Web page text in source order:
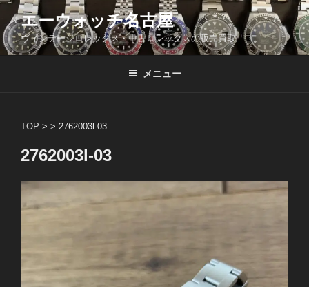
コ
ン
テ
ン
エーウォッチ名古屋
ヴィンテージロレックス・中古ロレックスの販売買取
メニュー
TOP > > 2762003l-03
2762003l-03